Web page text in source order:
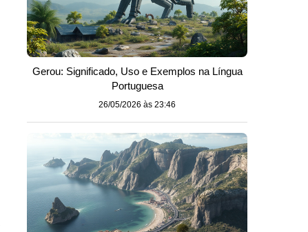
Gerou: Significado, Uso e Exemplos na Língua
Portuguesa
26/05/2026 às 23:46